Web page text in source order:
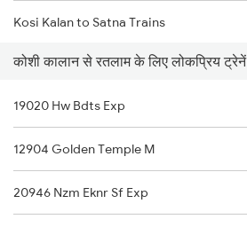
Kosi Kalan to Satna Trains
Kosi Kalan to Shmata Vd Katra Trains
Kosi Kalan to Udaipur Trains
Kosi Kalan to Vapi Trains
Kosi Kalan to Ujjain Trains
कोशी कालान से रतलाम के लिए लोकप्रिय ट्रेनें
19020 Hw Bdts Exp
12904 Golden Temple M
20946 Nzm Eknr Sf Exp